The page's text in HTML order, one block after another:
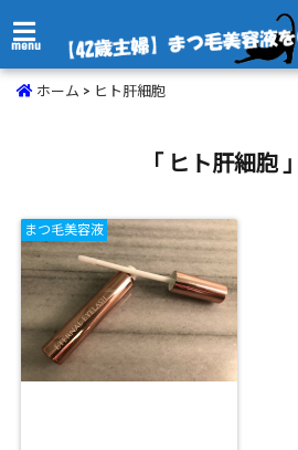
menu
ホーム > ヒト肝細胞
「 ヒト肝細胞
まつ毛美容液